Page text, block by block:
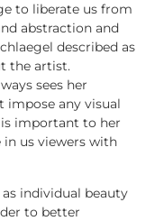
to liberate us from
abstraction and
described as
the artist.
sees her
impose any visual
important to her
us viewers with
individual beauty
to better